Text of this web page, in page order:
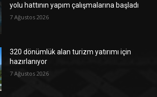
yolu hattının yapım çalışmalarına başladı
7 Ağustos 2026
320 dönümlük alan turizm yatırımı için
hazırlanıyor
7 Ağustos 2026